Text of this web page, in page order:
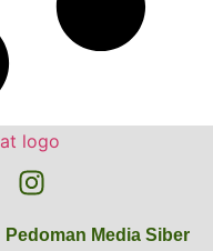
Pedoman Media Siber